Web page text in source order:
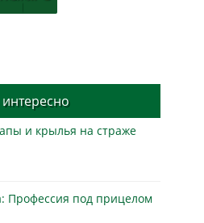
и крылья на страже
Профессия под прицелом